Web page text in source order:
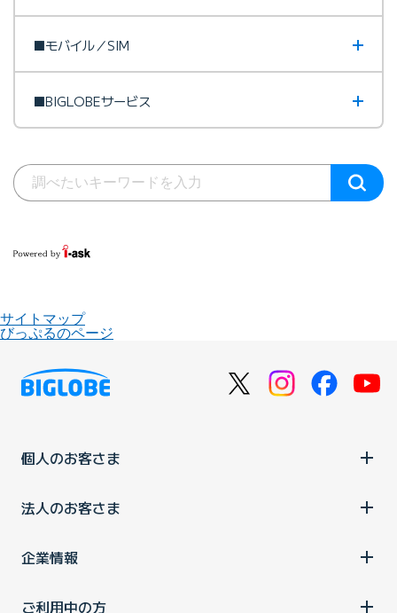
■モバイル／SIM
■BIGLOBEサービス
サイトマップ
びっぷるのページ
個人のお客さま
法人のお客さま
企業情報
ご利用中の方